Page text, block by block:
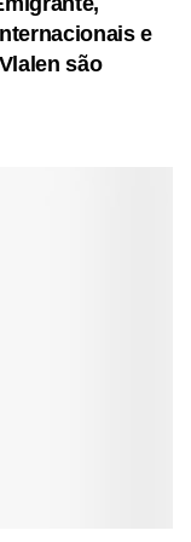
e
são